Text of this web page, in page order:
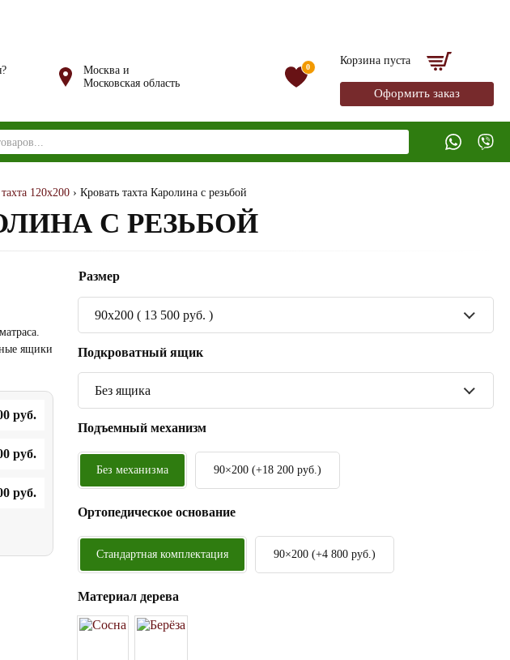
Москва и
Московская область
0
Корзина пуста
Оформить заказ
120х200 › Кровать тахта Каролина с резьбой
С РЕЗЬБОЙ
ящики
руб.
руб.
руб.
Размер
90x200 ( 13 500 руб. )
Подкроватный ящик
Без ящика
Подъемный механизм
Без механизма 90×200 (+18 200 руб.)
Ортопедическое основание
Стандартная комплектация 90×200 (+4 800 руб.)
Материал дерева